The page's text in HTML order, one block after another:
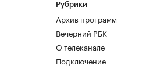
Рубрики
Архив программ
Вечерний РБК
О телеканале
Подключение